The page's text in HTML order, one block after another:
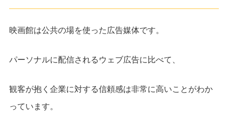
映画館は公共の場を使った広告媒体です。
パーソナルに配信されるウェブ広告に比べて、
観客が抱く企業に対する信頼感は非常に高いことがわか
っています。